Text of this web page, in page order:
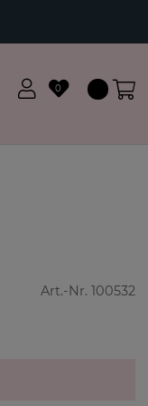
0
Art.-Nr. 100532